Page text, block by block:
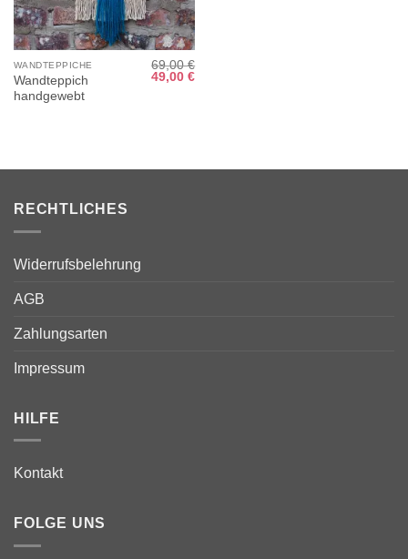
WANDTEPPICHE
Wandteppich
handgewebt
69,00€
Ursprünglicher
Preis
49,00€Aktueller
RECHTLICHES
Widerrufsbelehrung
AGB
Zahlungsarten
Impressum
HILFE
Kontakt
FOLGE UNS